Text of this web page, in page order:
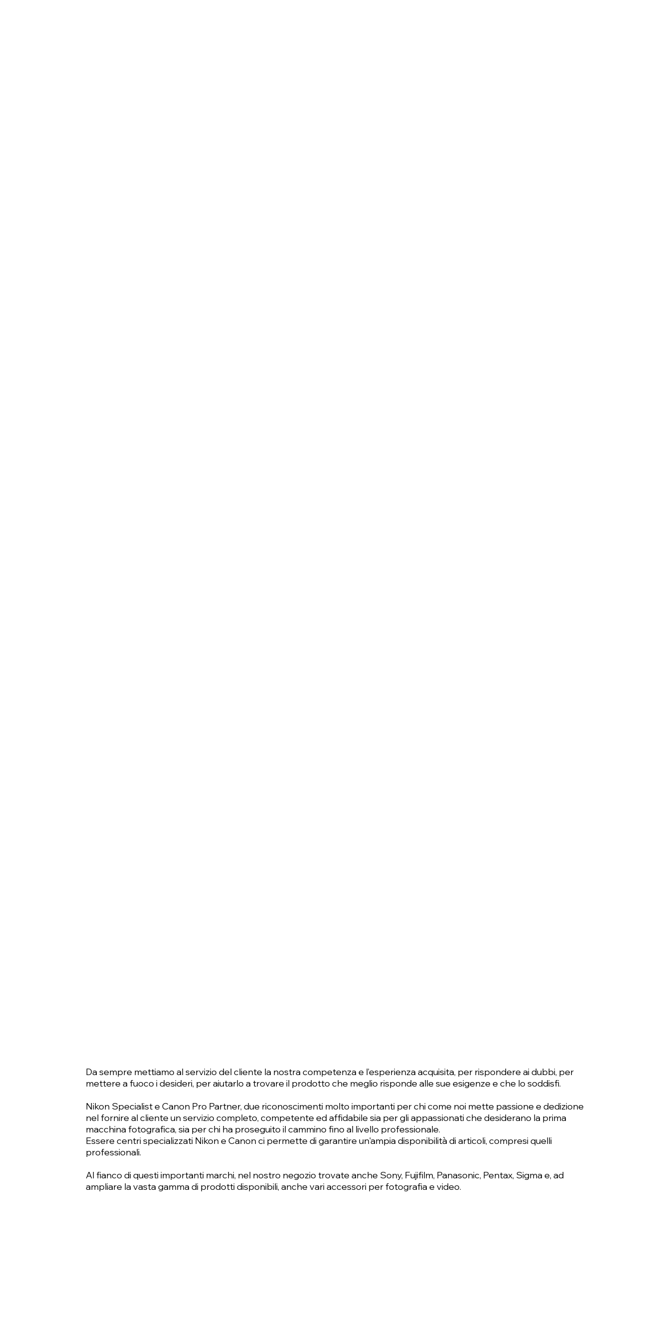
Da sempre mettiamo al servizio del cliente la nostra competenza e l’esperienza acquisita, per rispondere ai dubbi, per
mettere a fuoco i desideri, per aiutarlo a trovare il prodotto che meglio risponde alle sue esigenze e che lo soddisfi.
Nikon Specialist e Canon Pro Partner, due riconoscimenti molto importanti per chi come noi mette passione e dedizione
nel fornire al cliente un servizio completo, competente ed affidabile sia per gli appassionati che desiderano la prima
macchina fotografica, sia per chi ha proseguito il cammino fino al livello professionale.
Essere centri specializzati Nikon e Canon ci permette di garantire un'ampia disponibilità di articoli, compresi quelli
professionali.
Al fianco di questi importanti marchi, nel nostro negozio trovate anche Sony, Fujifilm, Panasonic, Pentax, Sigma e, ad
ampliare la vasta gamma di prodotti disponibili, anche vari accessori per fotografia e video.